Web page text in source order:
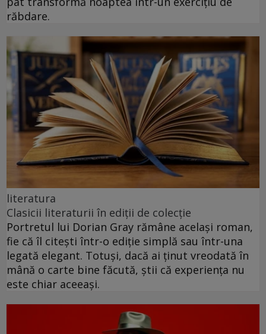
răbdare.
literatura
Clasicii literaturii în ediții de colecție
Portretul lui Dorian Gray rămâne același roman,
fie că îl citești într-o ediție simplă sau într-una
legată elegant. Totuși, dacă ai ținut vreodată în
mână o carte bine făcută, știi că experiența nu
este chiar aceeași.